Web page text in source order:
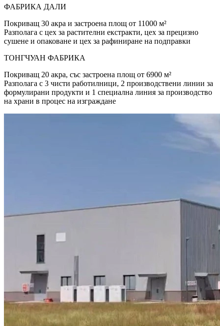
ФАБРИКА ДАЛИ
Покриващ 30 акра и застроена площ от 11000 м²
Разполага с цех за растителни екстракти, цех за прецизно
сушене и опаковане и цех за рафиниране на подправки
ТОНГЧУАН ФАБРИКА
Покриващ 20 акра, със застроена площ от 6900 м²
Разполага с 3 чисти работилници, 2 производствени линии за
формулирани продукти и 1 специална линия за производство
на храни в процес на изграждане